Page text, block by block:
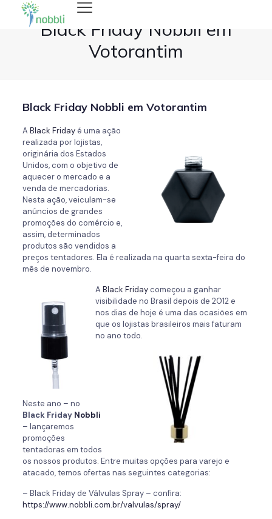
Black Friday Nobbli em
Votorantim
Black Friday Nobbli em Votorantim
A Black Fridayé uma ação
realizada por lojistas,
originária dos Estados
Unidos, com o objetivo de
aquecer o mercado e a
venda de mercadorias.
Nesta ação, veiculam-se
anúncios de grandes
promoções do comércio e,
assim, determinados
produtos são vendidos a
preços tentadores. Ela é realizada na quarta sexta-feira do
mês de novembro.
A Black Fridaycomeçou a ganhar
visibilidade no Brasil depois de 2012 e
nos dias de hoje é uma das ocasiões em
que os lojistas brasileiros mais faturam
no ano todo.
Neste ano – no
Black Friday Nobbli
– lançaremos
promoções
tentadoras em todos
os nossos produtos. Entre muitas opções para varejo e
atacado, temos ofertas nas seguintes categorias:
– Black Friday de Válvulas Spray – confira:
https://www.nobbli.com.br/valvulas/spray/